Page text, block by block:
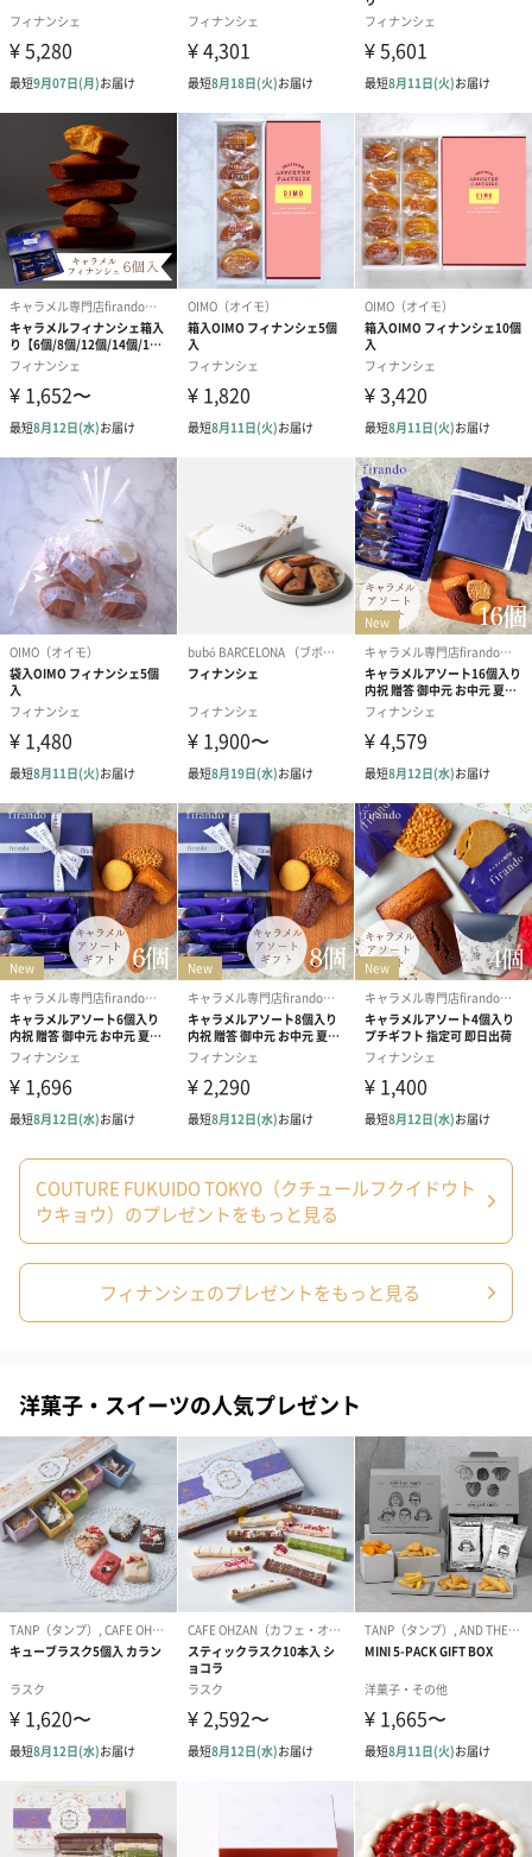
キューブ状フィナンシェのセットです。
見た目にも美しいパッケージはプレゼントにぴったりです。
特別なお菓子をプレゼントしてみてはいかがでしょうか。
商品詳細情報
成分/原材料
季節によって変動
幅・奥行・高
さ
120㎜・115㎜・60㎜
外装の形状
四角い化粧箱
重さ/内容量
賞味期限
原産国
アレルゲン
季節によって変動
お届け内容
綾 4種セット 紅の色*1
対応可能オプ
ション
・のし ※名刺サイズ
COUTURE FUKUIDO TOKYO（クチュールフクイドウト
ウキョウ）のプレゼントをもっと見る
フィナンシェのプレゼントをもっと見る
洋菓子・スイーツの人気プレゼント